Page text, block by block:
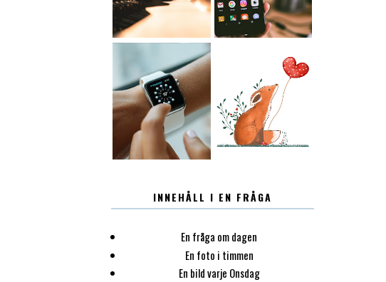
12.30 LUGN
INNEHÅLL I EN FRÅGA
En fråga om dagen
En foto i timmen
En bild varje Onsdag